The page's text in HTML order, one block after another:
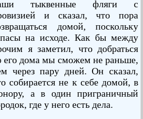
тыквенные фляги с
и сказал, что пора
домой, поскольку
на исходе. Как бы между
я заметил, что добраться
его дома мы сможем не раньше,
через пару дней. Он сказал,
собирается не к себе домой, в
а в один приграничный
где у него есть дела.